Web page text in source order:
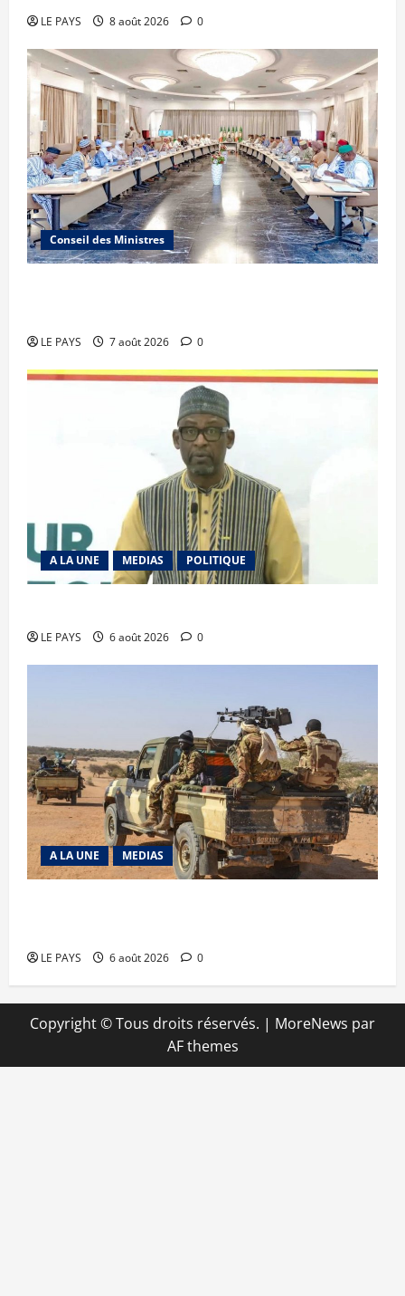
LE PAYS 8 août 2026 0
Conseil des Ministres
LE PAYS 7 août 2026 0
A LA UNE MEDIAS POLITIQUE
LE PAYS 6 août 2026 0
A LA UNE MEDIAS
LE PAYS 6 août 2026 0
Copyright © Tous droits réservés. | MoreNews par
AF themes